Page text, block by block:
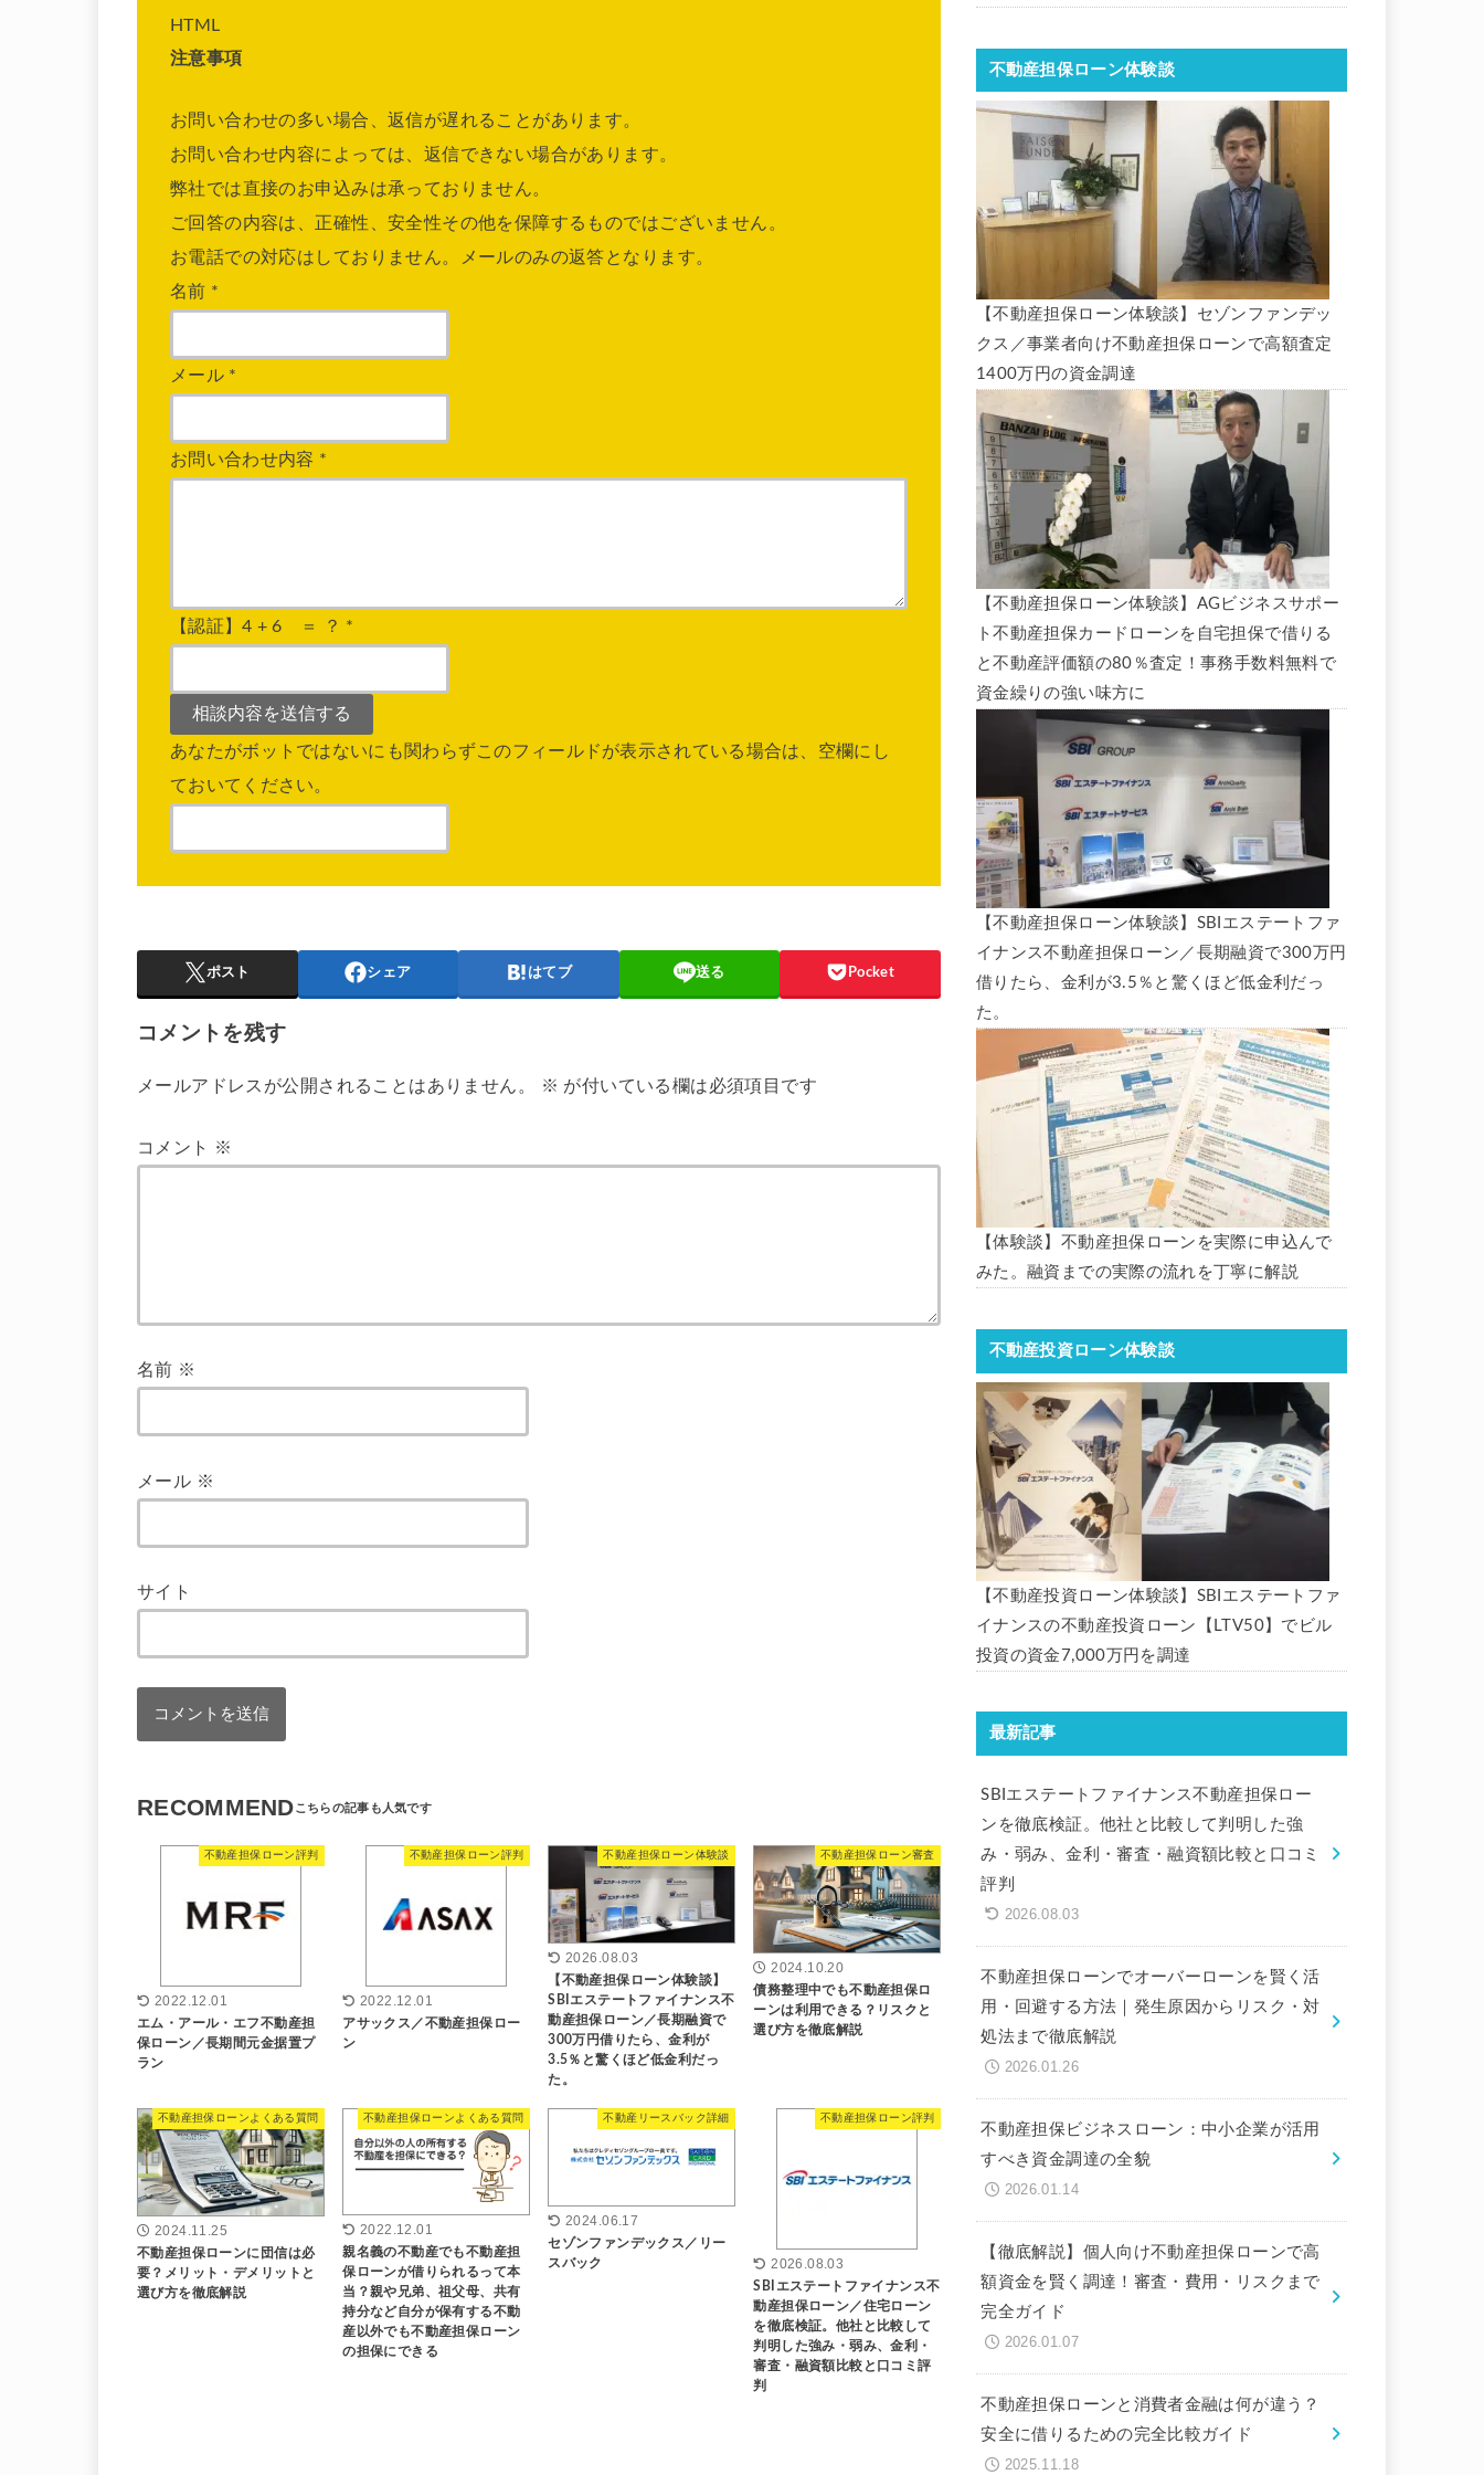
HTML
注意事項
お問い合わせの多い場合、返信が遅れることがあります。
お問い合わせ内容によっては、返信できない場合があります。
弊社では直接のお申込みは承っておりません。
ご回答の内容は、正確性、安全性その他を保障するものではございません。
お電話での対応はしておりません。メールのみの返答となります。
名前 *
メール *
お問い合わせ内容 *
【認証】4 + 6 ＝ ？ *
あなたがボットではないにも関わらずこのフィールドが表示されている場合は、空欄にし
ておいてください。
ポスト シェア はてブ 送る Pocket
コメントを残す
メールアドレスが公開されることはありません。 ※ が付いている欄は必須項目です
コメント ※
名前 ※
メール ※
サイト
RECOMMEND
不動産担保ローン評判
2022.12.01
エム・アール・エフ不動産担
保ローン／長期間元金据置プ
ラン
不動産担保ローン評判
2022.12.01
アサックス／不動産担保ロー
ン
不動産担保ローン体験談
2026.08.03
【不動産担保ローン体験談】
SBIエステートファイナンス不
動産担保ローン／長期融資で
300万円借りたら、金利が
3.5％と驚くほど低金利だっ
た。
不動産担保ローン審査
2024.10.20
債務整理中でも不動産担保ロ
ーンは利用できる？リスクと
選び方を徹底解説
不動産担保ローンよくある質問
2024.11.25
不動産担保ローンに団信は必
要？メリット・デメリットと
選び方を徹底解説
不動産担保ローンよくある質問
2022.12.01
親名義の不動産でも不動産担
保ローンが借りられるって本
当？親や兄弟、祖父母、共有
持分など自分が保有する不動
産以外でも不動産担保ローン
の担保にできる
不動産リースバック詳細
2024.06.17
セゾンファンデックス／リー
スバック
不動産担保ローン評判
2026.08.03
SBIエステートファイナンス不
動産担保ローン／住宅ローン
を徹底検証。他社と比較して
判明した強み・弱み、金利・
審査・融資額比較と口コミ評
判
不動産担保ローン体験談
【不動産担保ローン体験談】セゾンファンデッ
クス／事業者向け不動産担保ローンで高額査定
1400万円の資金調達
【不動産担保ローン体験談】AGビジネスサポー
ト不動産担保カードローンを自宅担保で借りる
と不動産評価額の80％査定！事務手数料無料で
資金繰りの強い味方に
【不動産担保ローン体験談】SBIエステートファ
イナンス不動産担保ローン／長期融資で300万円
借りたら、金利が3.5％と驚くほど低金利だっ
た。
【体験談】不動産担保ローンを実際に申込んで
みた。融資までの実際の流れを丁寧に解説
不動産投資ローン体験談
【不動産投資ローン体験談】SBIエステートファ
イナンスの不動産投資ローン【LTV50】でビル
投資の資金7,000万円を調達
最新記事
SBIエステートファイナンス不動産担保ロー
ンを徹底検証。他社と比較して判明した強
み・弱み、金利・審査・融資額比較と口コミ
評判
2026.08.03
不動産担保ローンでオーバーローンを賢く活
用・回避する方法｜発生原因からリスク・対
処法まで徹底解説
2026.01.26
不動産担保ビジネスローン：中小企業が活用
すべき資金調達の全貌
2026.01.14
【徹底解説】個人向け不動産担保ローンで高
額資金を賢く調達！審査・費用・リスクまで
完全ガイド
2026.01.07
不動産担保ローンと消費者金融は何が違う？
安全に借りるための完全比較ガイド
2025.11.18